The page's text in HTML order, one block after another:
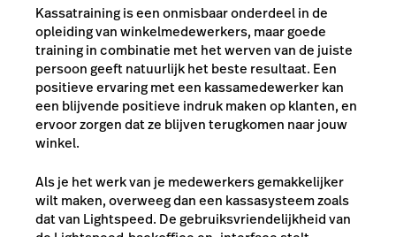
Kassatraining is een onmisbaar onderdeel in de
opleiding van winkelmedewerkers, maar goede
training in combinatie met het werven van de juiste
persoon geeft natuurlijk het beste resultaat. Een
positieve ervaring met een kassamedewerker kan
een blijvende positieve indruk maken op klanten, en
ervoor zorgen dat ze blijven terugkomen naar jouw
winkel.
Als je het werk van je medewerkers gemakkelijker
wilt maken, overweeg dan een kassasysteem zoals
dat van Lightspeed. De gebruiksvriendelijkheid van